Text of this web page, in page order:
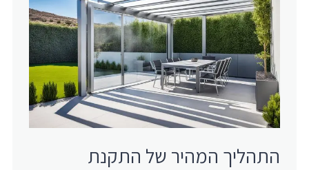
התהליך המהיר של התקנת